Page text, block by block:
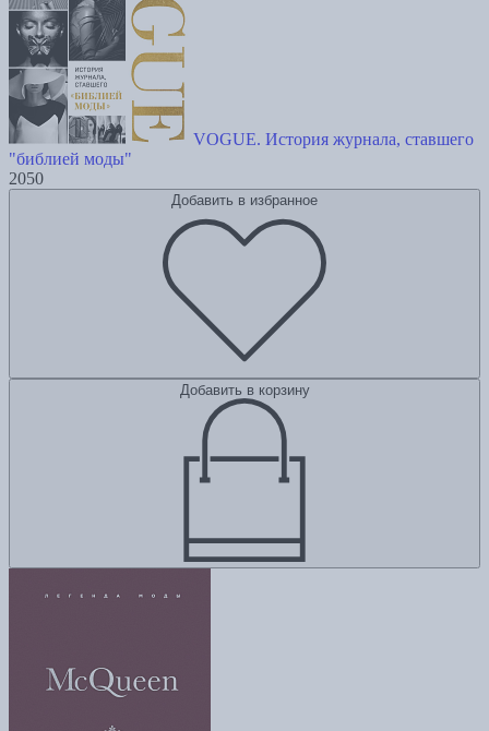
VOGUE. История журнала, ставшего
"библией моды"
2050
Добавить в избранное
Добавить в корзину